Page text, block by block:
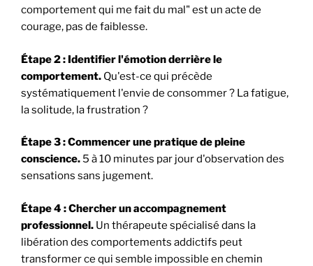
comportement qui me fait du mal" est un acte de
courage, pas de faiblesse.
Étape 2 : Identifier l'émotion derrière le
comportement. Qu'est-ce qui précède
systématiquement l'envie de consommer ? La fatigue,
la solitude, la frustration ?
Étape 3 : Commencer une pratique de pleine
conscience. 5 à 10 minutes par jour d'observation des
sensations sans jugement.
Étape 4 : Chercher un accompagnement
professionnel. Un thérapeute spécialisé dans la
libération des comportements addictifs peut
transformer ce qui semble impossible en chemin